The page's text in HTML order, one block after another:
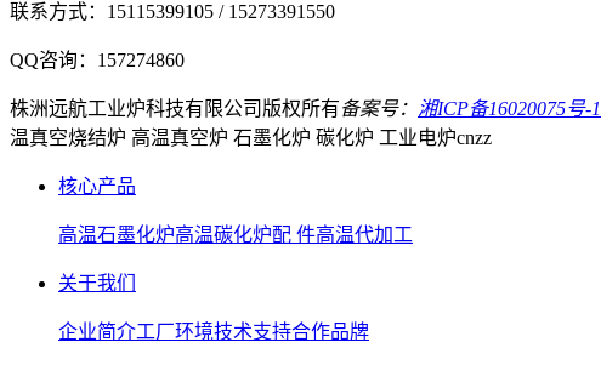
联系方式： 15115399105 / 15273391550
QQ咨询： 157274860
株洲远航工业炉科技有限公司 版权所有备案号： 湘ICP备16020075号-1
温真空烧结炉 高温真空炉 石墨化炉 碳化炉 工业电炉cnzz
核心产品
高温石墨化炉高温碳化炉配 件高温代加工
关于我们
企业简介工厂环境技术支持合作品牌